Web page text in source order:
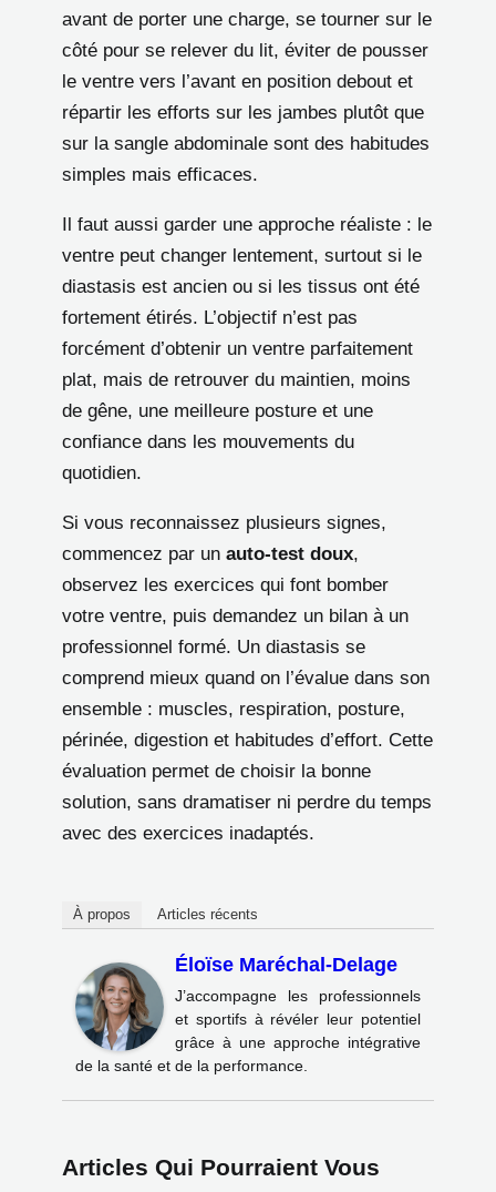
avant de porter une charge, se tourner sur le
côté pour se relever du lit, éviter de pousser
le ventre vers l’avant en position debout et
répartir les efforts sur les jambes plutôt que
sur la sangle abdominale sont des habitudes
simples mais efficaces.
Il faut aussi garder une approche réaliste : le
ventre peut changer lentement, surtout si le
diastasis est ancien ou si les tissus ont été
fortement étirés. L’objectif n’est pas
forcément d’obtenir un ventre parfaitement
plat, mais de retrouver du maintien, moins
de gêne, une meilleure posture et une
confiance dans les mouvements du
quotidien.
Si vous reconnaissez plusieurs signes,
commencez par un auto-test doux,
observez les exercices qui font bomber
votre ventre, puis demandez un bilan à un
professionnel formé. Un diastasis se
comprend mieux quand on l’évalue dans son
ensemble : muscles, respiration, posture,
périnée, digestion et habitudes d’effort. Cette
évaluation permet de choisir la bonne
solution, sans dramatiser ni perdre du temps
avec des exercices inadaptés.
À propos Articles récents
Éloïse Maréchal-Delage
J’accompagne les professionnels
et sportifs à révéler leur potentiel
grâce à une approche intégrative
de la santé et de la performance.
Articles Qui Pourraient Vous